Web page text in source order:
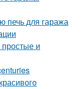
печь для гаража
простые и